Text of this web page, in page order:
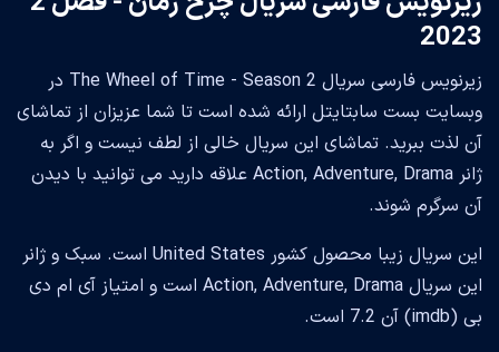
2023
زیرنویس فارسی سریال The Wheel of Time - Season 2 در
وبسایت بست سابتایتل ارائه شده است تا شما عزیزان از تماشای
آن لذت ببرید. تماشای این سریال خالی از لطف نیست و اگر به
ژانر Action, Adventure, Drama علاقه دارید می توانید با دیدن
آن سرگرم شوند.
این سریال زیبا محصول کشور United States است. سبک و ژانر
این سریال Action, Adventure, Drama است و امتیاز آی ام دی
بی (imdb) آن 7.2 است.